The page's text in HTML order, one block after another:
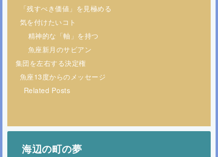
「残すべき価値」を見極める
気を付けたいコト
精神的な「軸」を持つ
魚座新月のサビアン
集団を左右する決定権
魚座13度からのメッセージ
Related Posts
海辺の町の夢